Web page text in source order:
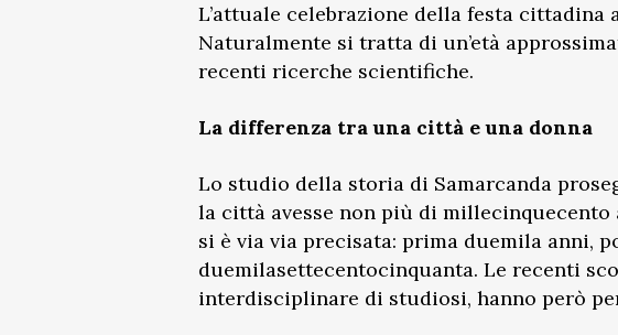
L’attuale celebrazione della festa
Naturalmente si tratta di un’età
recenti ricerche scientifiche.
La differenza tra una città e una donna
Lo studio della storia di Samarcanda
la città avesse non più di
si è via via precisata: prima duemila anni,
duemilasettecentocinquanta. Le recenti
interdisciplinare di studiosi, hanno però